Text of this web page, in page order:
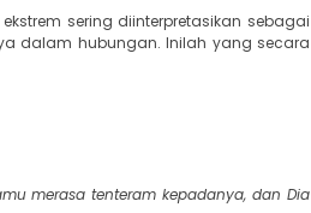
sering diinterpretasikan sebagai
dalam hubungan. Inilah yang secara
merasa tenteram kepadanya, dan Dia